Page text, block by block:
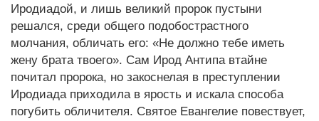
Иродиадой, и лишь великий пророк пустыни
решался, среди общего подобострастного
молчания, обличать его: «Не должно тебе иметь
жену брата твоего». Сам Ирод Антипа втайне
почитал пророка, но закоснелая в преступлении
Иродиада приходила в ярость и искала способа
погубить обличителя. Святое Евангелие повествует,